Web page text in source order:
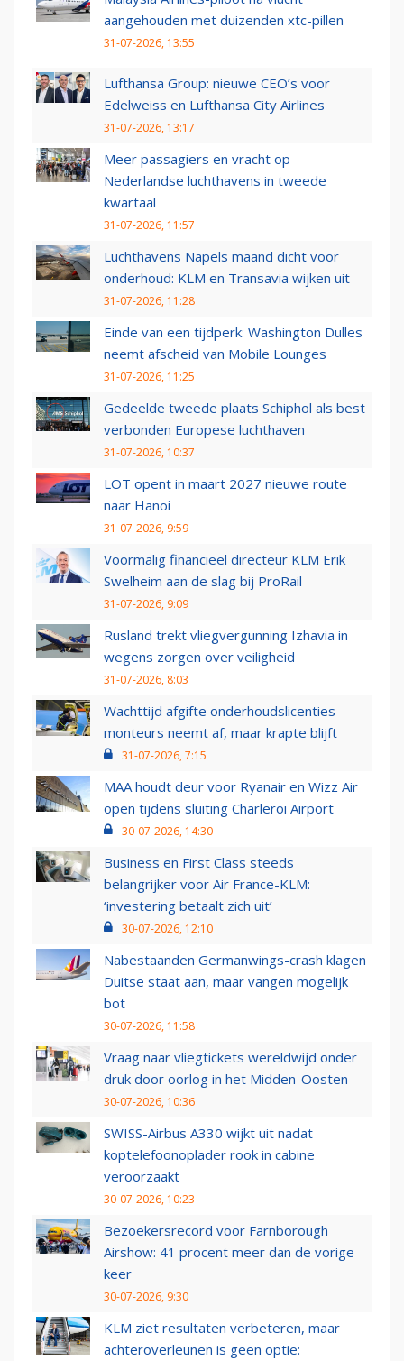
aangehouden met duizenden xtc-pillen
31-07-2026, 13:55
Lufthansa Group: nieuwe CEO’s voor
Edelweiss en Lufthansa City Airlines
31-07-2026, 13:17
Meer passagiers en vracht op
Nederlandse luchthavens in tweede
kwartaal
31-07-2026, 11:57
Luchthavens Napels maand dicht voor
onderhoud: KLM en Transavia wijken uit
31-07-2026, 11:28
Einde van een tijdperk: Washington Dulles
neemt afscheid van Mobile Lounges
31-07-2026, 11:25
Gedeelde tweede plaats Schiphol als best
verbonden Europese luchthaven
31-07-2026, 10:37
LOT opent in maart 2027 nieuwe route
naar Hanoi
31-07-2026, 9:59
Voormalig financieel directeur KLM Erik
Swelheim aan de slag bij ProRail
31-07-2026, 9:09
Rusland trekt vliegvergunning Izhavia in
wegens zorgen over veiligheid
31-07-2026, 8:03
Wachttijd afgifte onderhoudslicenties
monteurs neemt af, maar krapte blijft
31-07-2026, 7:15
MAA houdt deur voor Ryanair en Wizz Air
open tijdens sluiting Charleroi Airport
30-07-2026, 14:30
Business en First Class steeds
belangrijker voor Air France-KLM:
‘investering betaalt zich uit’
30-07-2026, 12:10
Nabestaanden Germanwings-crash klagen
Duitse staat aan, maar vangen mogelijk
bot
30-07-2026, 11:58
Vraag naar vliegtickets wereldwijd onder
druk door oorlog in het Midden-Oosten
30-07-2026, 10:36
SWISS-Airbus A330 wijkt uit nadat
koptelefoonoplader rook in cabine
veroorzaakt
30-07-2026, 10:23
Bezoekersrecord voor Farnborough
Airshow: 41 procent meer dan de vorige
keer
30-07-2026, 9:30
KLM ziet resultaten verbeteren, maar
achteroverleunen is geen optie: